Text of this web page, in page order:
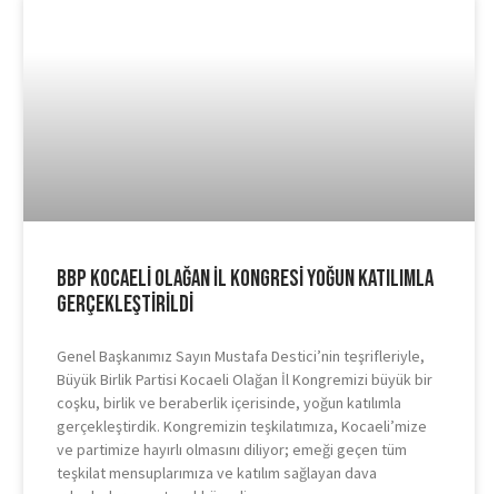
BBP Kocaeli Olağan İl Kongresi Yoğun Katılımla
Gerçekleştirildi
Genel Başkanımız Sayın Mustafa Destici’nin teşrifleriyle,
Büyük Birlik Partisi Kocaeli Olağan İl Kongremizi büyük bir
coşku, birlik ve beraberlik içerisinde, yoğun katılımla
gerçekleştirdik. Kongremizin teşkilatımıza, Kocaeli’mize
ve partimize hayırlı olmasını diliyor; emeği geçen tüm
teşkilat mensuplarımıza ve katılım sağlayan dava